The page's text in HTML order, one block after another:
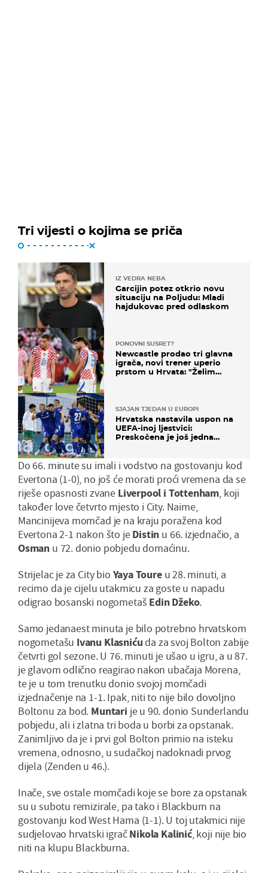
Tri vijesti o kojima se priča
IZ VEDRA NEBA
Garcijin potez otkrio novu
situaciju na Poljudu: Mladi
hajdukovac pred odlaskom
PONOVNI SUSRET?
Newcastle prodao tri glavna
igrača, novi trener uperio
prstom u Hrvata: "Želim
SJAJAN TJEDAN U EUROPI
Hrvatska nastavila uspon na
UEFA-inoj ljestvici:
Preskočena je još jedna
Do 66. minute su imali i vodstvo na gostovanju kod
Evertona (1-0), no još će morati proći vremena da se
riješe opasnosti zvane Liverpool i Tottenham, koji
također love četvrto mjesto i City. Naime,
Mancinijeva momčad je na kraju poražena kod
Evertona 2-1 nakon što jeDistin u 66. izjednačio, a
Osman u 72. donio pobjedu domaćinu.
Strijelac je za City bio Yaya Toureu 28. minuti, a
recimo da je cijelu utakmicu za goste u napadu
odigrao bosanski nogometaš Edin Džeko.
Samo jedanaest minuta je bilo potrebno hrvatskom
nogometašu Ivanu Klasnićuda za svoj Bolton zabije
četvrti gol sezone. U 76. minuti je ušao u igru, a u 87.
je glavom odlično reagirao nakon ubačaja Morena,
te je u tom trenutku donio svojoj momčadi
izjednačenje na 1-1. Ipak, niti to nije bilo dovoljno
Boltonu za bod. Muntari je u 90. donio Sunderlandu
pobjedu, ali i zlatna tri boda u borbi za opstanak.
Zanimljivo da je i prvi gol Bolton primio na isteku
vremena, odnosno, u sudačkoj nadoknadi prvog
dijela (Zenden u 46.).
Inače, sve ostale momčadi koje se bore za opstanak
su u subotu remizirale, pa tako i Blackburn na
gostovanju kod West Hama (1-1). U toj utakmici nije
sudjelovao hrvatski igračNikola Kalinić, koji nije bio
niti na klupu Blackburna.